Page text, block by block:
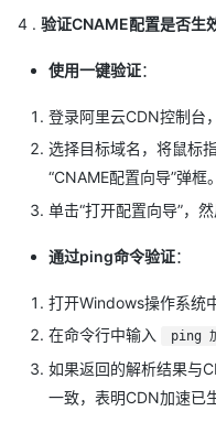
4 . 验证CNAME配置是否生
使用一键验证：
登录阿里云CDN控制台
选择目标域名，将鼠标
“CNAME配置向导”弹框。
单击“打开配置向导”，
通过ping命令验证：
打开Windows操作系统
在命令行中输入
ping
如果返回的解析结果与
一致，表明CDN加速已